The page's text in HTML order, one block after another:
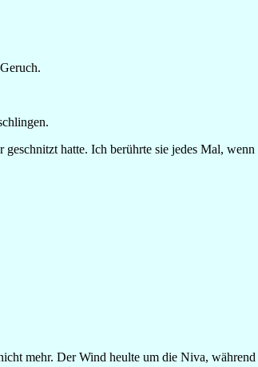
hatte. Ich berührte sie jedes Mal,
mehr. Der Wind heulte um die Niva,